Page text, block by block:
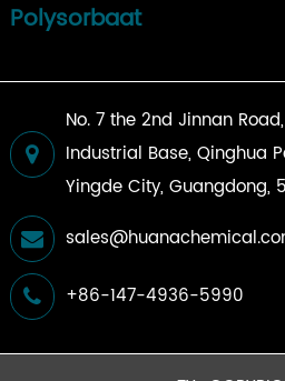
Polysorbaat
No. 7 the 2nd Jinnan
Industrial Base, Qinghua
Yingde City, Guangdong,
+86-147-4936-5990